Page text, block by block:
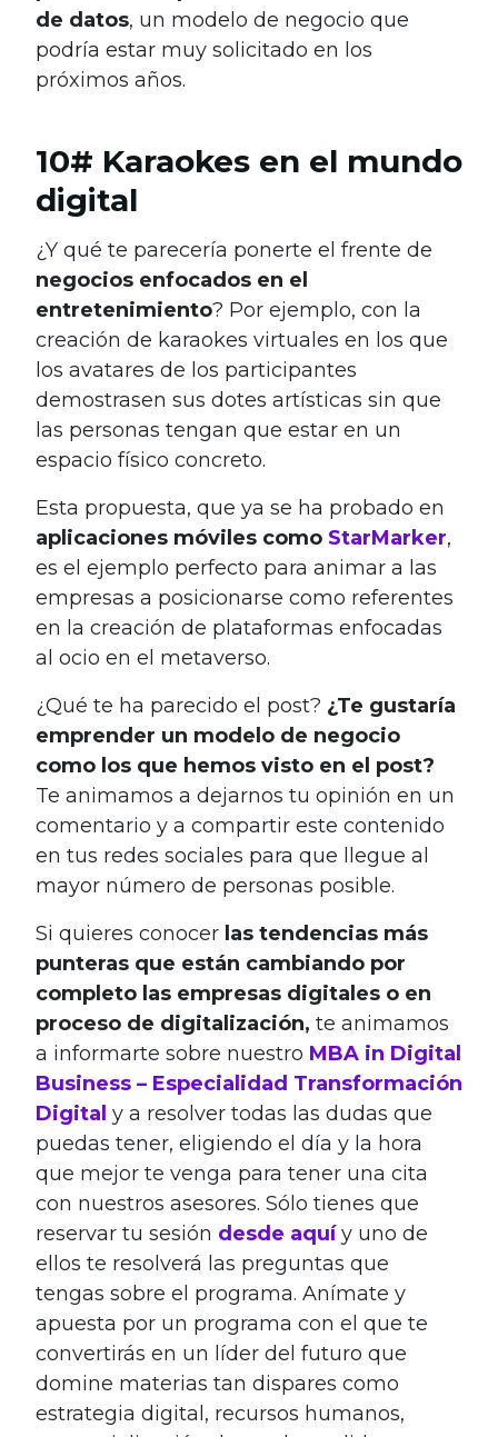
de datos, un modelo de negocio que
podría estar muy solicitado en los
próximos años.
10# Karaokes en el mundo
digital
¿Y qué te parecería ponerte el frente de
negocios enfocados en el
entretenimiento? Por ejemplo, con la
creación de karaokes virtuales en los que
los avatares de los participantes
demostrasen sus dotes artísticas sin que
las personas tengan que estar en un
espacio físico concreto.
Esta propuesta, que ya se ha probado en
aplicaciones móviles como StarMarker,
es el ejemplo perfecto para animar a las
empresas a posicionarse como referentes
en la creación de plataformas enfocadas
al ocio en el metaverso.
¿Qué te ha parecido el post? ¿Te gustaría
emprender un modelo de negocio
como los que hemos visto en el post?
Te animamos a dejarnos tu opinión en un
comentario y a compartir este contenido
en tus redes sociales para que llegue al
mayor número de personas posible.
Si quieres conocer las tendencias más
punteras que están cambiando por
completo las empresas digitales o en
proceso de digitalización, te animamos
a informarte sobre nuestro MBA in Digital
Business – Especialidad Transformación
Digital y a resolver todas las dudas que
puedas tener, eligiendo el día y la hora
que mejor te venga para tener una cita
con nuestros asesores. Sólo tienes que
reservar tu sesión desde aquíy uno de
ellos te resolverá las preguntas que
tengas sobre el programa. Anímate y
apuesta por un programa con el que te
convertirás en un líder del futuro que
domine materias tan dispares como
estrategia digital, recursos humanos,